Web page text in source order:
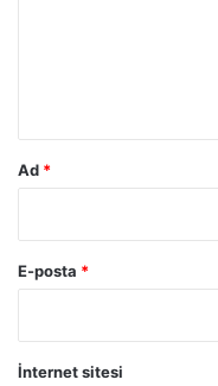
Ad *
E-posta *
İnternet sitesi